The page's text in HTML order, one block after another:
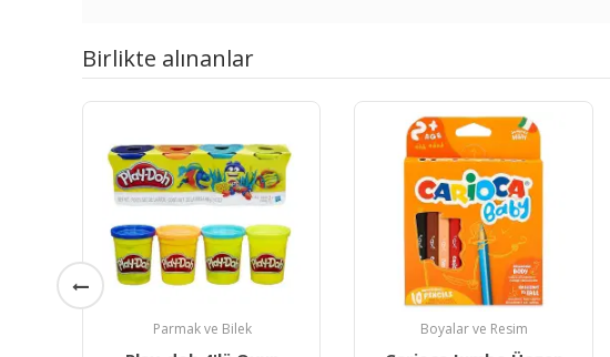
Birlikte alınanlar
Boyalar ve Resim Boyalar ve Resim